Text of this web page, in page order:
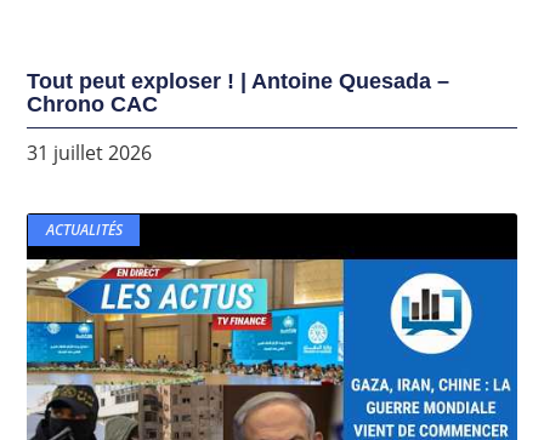
Tout peut exploser ! | Antoine Quesada –
Chrono CAC
31 juillet 2026
ACTUALITÉS